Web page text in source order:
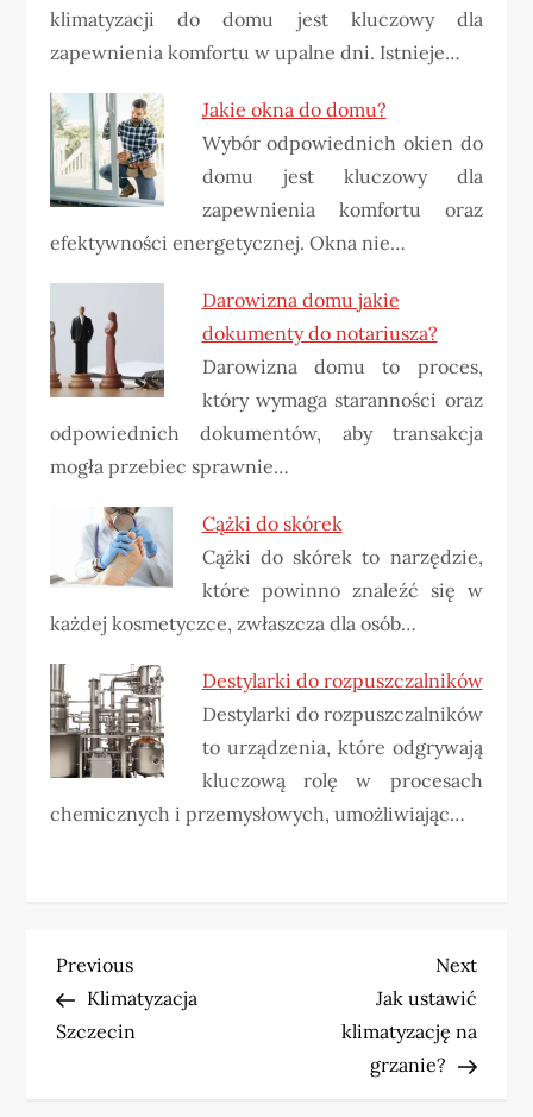
klimatyzacji do domu jest kluczowy dla
zapewnienia komfortu w upalne dni. Istnieje…
Jakie okna do domu?
Wybór odpowiednich okien do
domu jest kluczowy dla
zapewnienia komfortu oraz
efektywności energetycznej. Okna nie…
Darowizna domu jakie
dokumenty do notariusza?
Darowizna domu to proces,
który wymaga staranności oraz
odpowiednich dokumentów, aby transakcja
mogła przebiec sprawnie…
Cążki do skórek
Cążki do skórek to narzędzie,
które powinno znaleźć się w
każdej kosmetyczce, zwłaszcza dla osób…
Destylarki do rozpuszczalników
Destylarki do rozpuszczalników
to urządzenia, które odgrywają
kluczową rolę w procesach
chemicznych i przemysłowych, umożliwiając…
N
a
Previous
Post
Previous
Klimatyzacja
Szczecin
Next
Post
Next
Jak ustawić
klimatyzację na
grzanie?